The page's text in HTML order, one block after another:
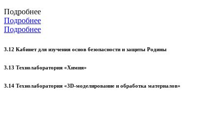
Подробнее
Подробнее
Подробнее
3.12 Кабинет для изучения основ безопасности и защиты Родины
3.13 Технолаборатория «Химия»
3.14 Технолаборатория «3D-моделирование и обработка материалов»